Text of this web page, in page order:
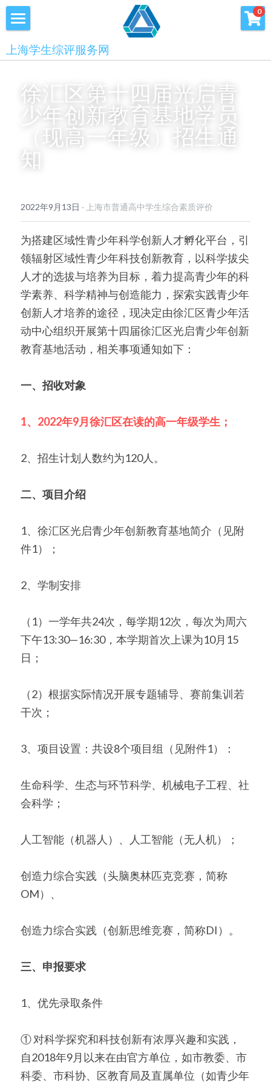
上海学生综评服务网
0
高中综评
上海中高考
服务中心
科创书店
心理咨询
美国高中NRCA
美国高中DC
Waterloo School
日本高中留学
精品课程
新闻消息
联系我们
徐汇区第十四届光启青
少年创新教育基地学员
（现高一年级）招生通
知
2022年9月13日 · 上海市普通高中学生综合素质评价
为搭建区域性青少年科学创新人才孵化平台，引
领辐射区域性青少年科技创新教育，以科学拔尖
人才的选拔与培养为目标，着力提高青少年的科
学素养、科学精神与创造能力，探索实践青少年
创新人才培养的途径，现决定由徐汇区青少年活
动中心组织开展第十四届徐汇区光启青少年创新
教育基地活动，相关事项通知如下：
一、招收对象
1、2022年9月徐汇区在读的高一年级学生；
2、招生计划人数约为120人。
二、项目介绍
1、徐汇区光启青少年创新教育基地简介（见附
件1）；
2、学制安排
（1）一学年共24次，每学期12次，每次为周六
下午13:30—16:30，本学期首次上课为10月15
日；
（2）根据实际情况开展专题辅导、赛前集训若
干次；
3、项目设置：共设8个项目组（见附件1）：
生命科学、生态与环节科学、机械电子工程、社
会科学；
人工智能（机器人）、人工智能（无人机）；
创造力综合实践（头脑奥林匹克竞赛，简称
OM）、
创造力综合实践（创新思维竞赛，简称DI）。
三、申报要求
1、优先录取条件
① 对科学探究和科技创新有浓厚兴趣和实践，
自2018年9月以来在由官方单位，如市教委、市
科委、市科协、区教育局及直属单位（如青少年
×
商品分类
优沃家教
青少年科创书店